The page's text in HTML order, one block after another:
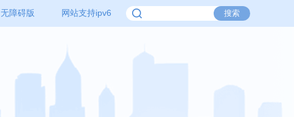
无障碍版 网站支持ipv6